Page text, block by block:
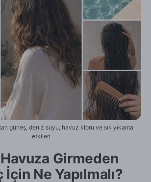
güneş, deniz suyu, havuz kloru ve sık yıkama
etkileri
Girmeden
İçin Ne Yapılmalı?